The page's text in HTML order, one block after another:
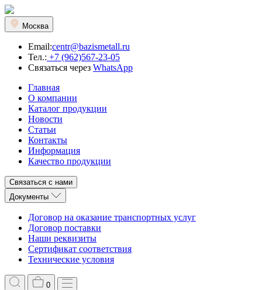
Москва
Email:centr@bazismetall.ru
Тел.: +7 (962)567-23-05
Связаться через WhatsApp
Главная
О компании
Каталог продукции
Новости
Статьи
Контакты
Информация
Качество продукции
Связаться с нами
Документы
Договор на оказание транспортных услуг
Договор поставки
Наши реквизиты
Сертификат соответствия
Технические условия
0